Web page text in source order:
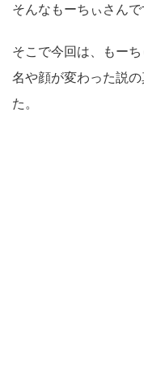
そんなもーちぃさん
そこで今回は、もー
名や顔が変わった説
た。